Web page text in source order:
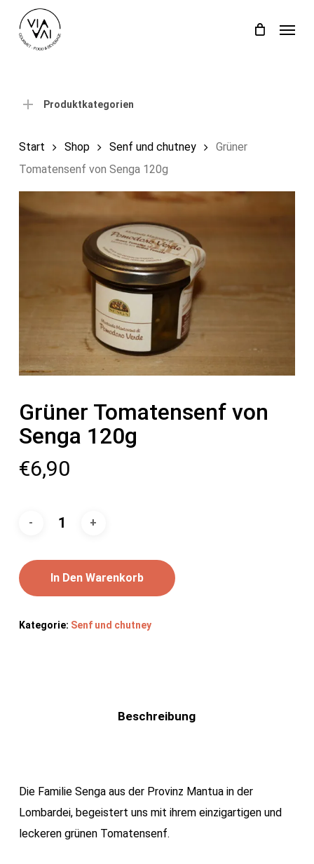
Einkaufswagen Close
Produktkategorien
Start Shop Senf und chutney
Grüner
Tomatensenf von Senga 120g
Grüner Tomatensenf von
Senga 120g
€6,90
In Den Warenkorb
Kategorie: Senf und chutney
Beschreibung
Die Familie Senga aus der Provinz Mantua in der
Lombardei, begeistert uns mit ihrem einzigartigen und
leckeren grünen Tomatensenf.